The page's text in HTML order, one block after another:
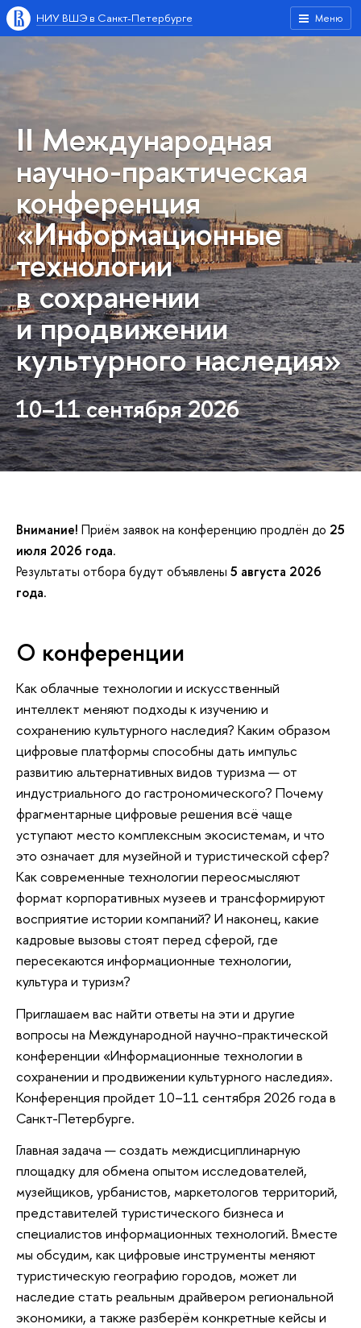
Меню
НИУ ВШЭ в Санкт-Петербурге
II Международная
научно-практическая
конференция
«Информационные
технологии
в сохранении
и продвижении
культурного наследия»
10–11 сентября 2026
Внимание! Приём заявок на конференцию продлён до 25
июля 2026 года.
Результаты отбора будут объявлены 5 августа 2026
года.
О конференции
Как облачные технологии и искусственный
интеллект меняют подходы к изучению и
сохранению культурного наследия? Каким образом
цифровые платформы способны дать импульс
развитию альтернативных видов туризма — от
индустриального до гастрономического? Почему
фрагментарные цифровые решения всё чаще
уступают место комплексным экосистемам, и что
это означает для музейной и туристической сфер?
Как современные технологии переосмысляют
формат корпоративных музеев и трансформируют
восприятие истории компаний? И наконец, какие
кадровые вызовы стоят перед сферой, где
пересекаются информационные технологии,
культура и туризм?
Приглашаем вас найти ответы на эти и другие
вопросы на Международной научно-практической
конференции «Информационные технологии в
сохранении и продвижении культурного наследия».
Конференция пройдет 10–11 сентября 2026 года в
Санкт-Петербурге.
Главная задача — создать междисциплинарную
площадку для обмена опытом исследователей,
музейщиков, урбанистов, маркетологов территорий,
представителей туристического бизнеса и
специалистов информационных технологий. Вместе
мы обсудим, как цифровые инструменты меняют
туристическую географию городов, может ли
наследие стать реальным драйвером региональной
экономики, а также разберём конкретные кейсы и